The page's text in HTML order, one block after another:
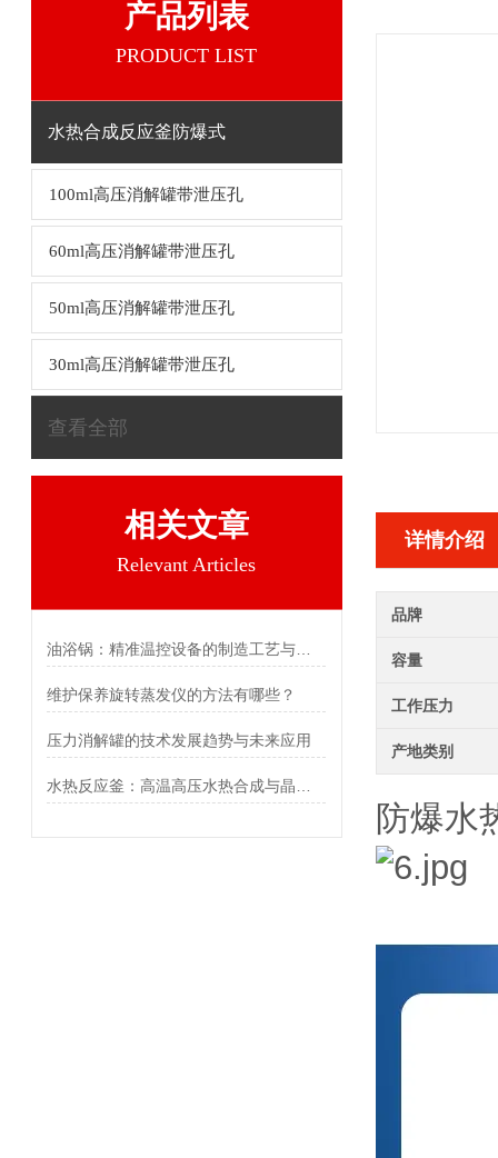
详情介绍
品牌
容量
工作压力
产地类别
防爆水
产品列表
PRODUCT LIST
水热合成反应釜防爆式
100ml高压消解罐带泄压孔
60ml高压消解罐带泄压孔
50ml高压消解罐带泄压孔
30ml高压消解罐带泄压孔
查看全部
相关文章
Relevant Articles
维护保养旋转蒸发仪的方法有哪些？
压力消解罐的技术发展趋势与未来应用